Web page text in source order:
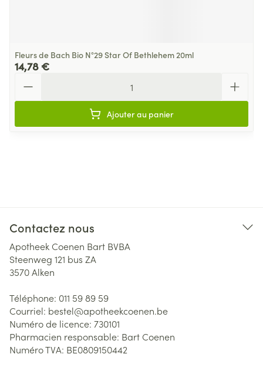
Fleurs de Bach Bio N°29 Star Of Bethlehem 20ml
14,78 €
Ajouter au panier
Contactez nous
Apotheek Coenen Bart BVBA
Steenweg 121 bus ZA
3570Alken
Téléphone: 011 59 89 59
Courriel: bestel@apotheekcoenen.be
Numéro de licence: 730101
Pharmacien responsable: Bart Coenen
Numéro TVA: BE0809150442